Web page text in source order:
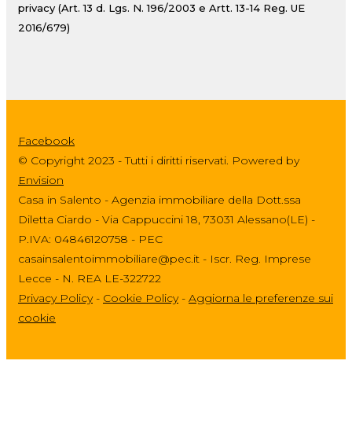
privacy (Art. 13 d. Lgs. N. 196/2003 e Artt. 13-14 Reg. UE
2016/679)
Facebook
© Copyright 2023 - Tutti i diritti riservati. Powered by
Envision
Casa in Salento - Agenzia immobiliare della Dott.ssa
Diletta Ciardo - Via Cappuccini 18, 73031 Alessano(LE) -
P.IVA: 04846120758 - PEC
casainsalentoimmobiliare@pec.it - Iscr. Reg. Imprese
Lecce - N. REA LE-322722
Privacy Policy- Cookie Policy- Aggiorna le preferenze sui
cookie